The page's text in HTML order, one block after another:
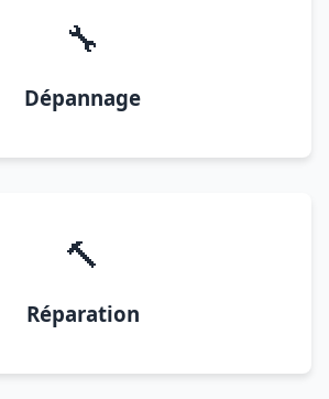
🔧
Dépannage
🔨
Réparation